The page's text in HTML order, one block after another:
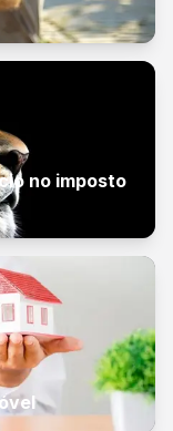
no imposto